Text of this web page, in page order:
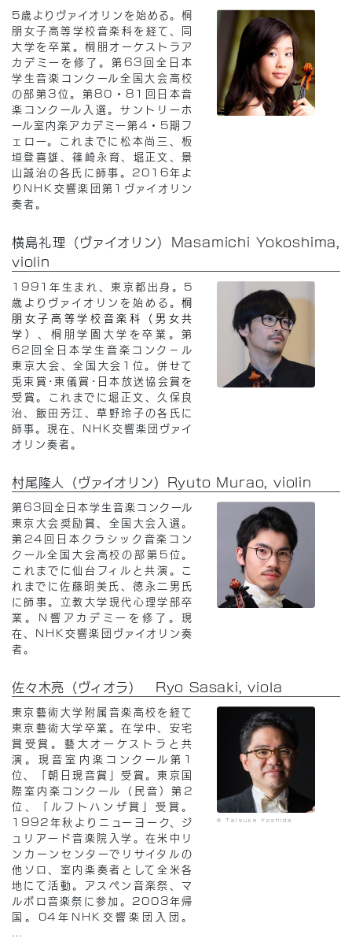
5歳よりヴァイオリンを始める。桐
朋女子高等学校音楽科を経て、同
大学を卒業。桐朋オーケストラア
カデミーを修了。第63回全日本
学生音楽コンクール全国大会高校
の部第3位。第80・81回日本音
楽コンクール入選。サントリーホ
ール室内楽アカデミー第4・5期フ
ェロー。これまでに松本尚三、板
垣登喜雄、篠崎永育、堀正文、景
山誠治の各氏に師事。2016年よ
りNHK交響楽団第1ヴァイオリン
奏者。
横島礼理（ヴァイオリン）Masamichi Yokoshima,
violin
1991年生まれ、東京都出身。5
歳よりヴァイオリンを始める。桐
朋女子高等学校音楽科（男女共
学） 、桐朋学園大学を卒業。第
62回全日本学生音楽コンク－ル
東京大会、全国大会1位。併せて
兎束賞･東儀賞･日本放送協会賞を
受賞。これまでに堀正文、久保良
治、飯田芳江、草野玲子の各氏に
師事。現在、NHK交響楽団ヴァイ
オリン奏者。
村尾隆人（ヴァイオリン）Ryuto Murao, violin
第63回全日本学生音楽コンクール
東京大会奨励賞、全国大会入選。
第24回日本クラシック音楽コン
クール全国大会高校の部第5位。
これまでに仙台フィルと共演。こ
れまでに佐藤明美氏、徳永二男氏
に師事。立教大学現代心理学部卒
業。N響アカデミーを修了。現
在、NHK交響楽団ヴァイオリン奏
者。
佐々木亮（ヴィオラ） Ryo Sasaki, viola
東京藝術大学附属音楽高校を経て
東京藝術大学卒業。在学中、安宅
賞受賞。藝大オーケストラと共
演。現音室内楽コンクール第1
位、「朝日現音賞」受賞。東京国
際室内楽コンクール（民音）第2
位、「ルフトハンザ賞」受賞。
1992年秋よりニューヨーク、ジ
ュリアード音楽院入学。在米中リ
ンカーンセンターでリサイタルの
他ソロ、室内楽奏者として全米各
地にて活動。アスペン音楽祭、マ
ルボロ音楽祭に参加。2003年帰
国。04年NHK交響楽団入団。
© Taisuke Yoshida